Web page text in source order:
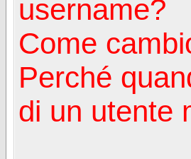
username?
Come
Perché
di un utente